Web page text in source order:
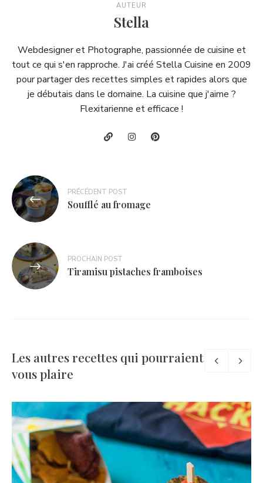
AUTEUR
Stella
Webdesigner et Photographe, passionnée de cuisine et
tout ce qui s'en rapproche. J'ai créé Stella Cuisine en 2009
pour partager des recettes simples et rapides alors que
je débutais dans le domaine. La cuisine que j'aime ?
Flexitarienne et efficace !
Navigation
de
l’article
PRÉCÉDENT POST
Soufflé au fromage
PROCHAIN POST
Tiramisu pistaches framboises
Les autres recettes qui pourraient
vous plaire